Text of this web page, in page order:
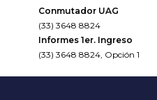
Conmutador UAG
(33) 3648 8824
Informes 1er. Ingreso
(33) 3648 8824, Opción 1